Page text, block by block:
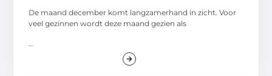
De maand december komt langzamerhand in zicht. Voor
veel gezinnen wordt deze maand gezien als